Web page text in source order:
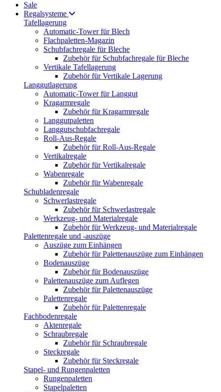
Sale
Regalsysteme
Tafellagerung
Automatic-Tower für Blech
Flachpaletten-Magazin
Schubfachregale für Bleche
Zubehör für Schubfachregale für Bleche
Vertikale Tafellagerung
Zubehör für Vertikale Lagerung
Langgutlagerung
Automatic-Tower für Langgut
Kragarmregale
Zubehör für Kragarmregale
Langgutpaletten
Langgutschubfachregale
Roll-Aus-Regale
Zubehör für Roll-Aus-Regale
Vertikalregale
Zubehör für Vertikalregale
Wabenregale
Zubehör für Wabenregale
Schubladenregale
Schwerlastregale
Zubehör für Schwerlastregale
Werkzeug- und Materialregale
Zubehör für Werkzeug- und Materialregale
Palettenregale und -auszüge
Auszüge zum Einhängen
Zubehör für Palettenauszüge zum Einhängen
Bodenauszüge
Zubehör für Bodenauszüge
Palettenauszüge zum Auflegen
Zubehör für Palettenauszüge
Palettenregale
Zubehör für Palettenregale
Fachbodenregale
Aktenregale
Schraubregale
Zubehör für Schraubregale
Steckregale
Zubehör für Steckregale
Stapel- und Rungenpaletten
Rungenpaletten
Stapelpaletten